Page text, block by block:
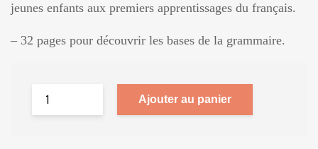
jeunes enfants aux premiers apprentissages du français.
– 32 pages pour découvrir les bases de la grammaire.
Ajouter au panier